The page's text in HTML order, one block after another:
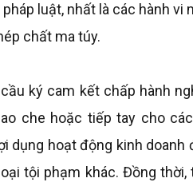
luật, nhất là các hành vi
chất ma túy.
ký cam kết chấp hành
che hoặc tiếp tay cho
dụng hoạt động kinh doanh
tội phạm khác. Đồng